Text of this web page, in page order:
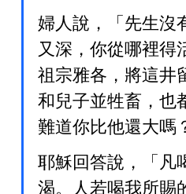
婦人說，「先生沒
又深，你從哪裡得
祖宗雅各，將這井
和兒子並牲畜，也
難道你比他還大嗎
耶穌回答說，「凡
渴。人若喝我所賜